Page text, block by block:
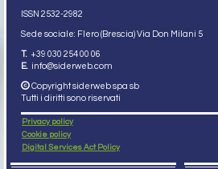
ISSN 2532-2982
Sede sociale: Flero (Brescia) Via Don Milani 5
T. +39 030 254 00 06
E. info@siderweb.com
Copyright siderweb spa sb
Tutti i diritti sono riservati
Privacy policy
Cookie policy
Digital Services Act Policy